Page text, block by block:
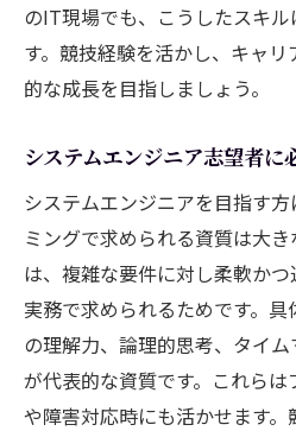
のIT現場でも、こうしたスキ
す。競技経験を活かし、キャ
的な成長を目指しましょう。
システムエンジニア志望者に
システムエンジニアを目指す
ミングで求められる資質は大
は、複雑な要件に対し柔軟かつ
実務で求められるためです。
の理解力、論理的思考、タイ
が代表的な資質です。これら
や障害対応時にも活かせます